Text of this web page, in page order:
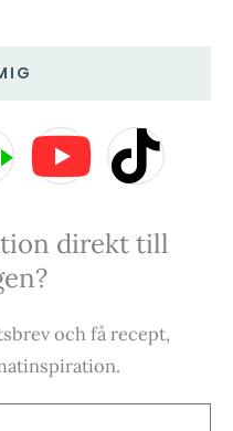
Y
o
u
t
u
T
i
k
t
direkt till
och få recept,